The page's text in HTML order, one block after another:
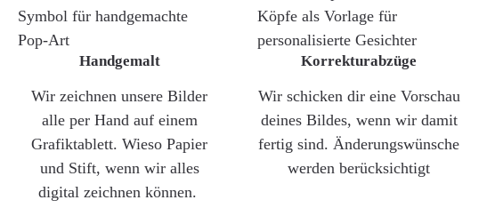
Handgemalt
Wir zeichnen unsere Bilder
alle per Hand auf einem
Grafiktablett. Wieso Papier
und Stift, wenn wir alles
digital zeichnen können.
Korrekturabzüge
Wir schicken dir eine Vorschau
deines Bildes, wenn wir damit
fertig sind. Änderungswünsche
werden berücksichtigt